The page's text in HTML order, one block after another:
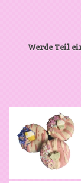
Werde Teil